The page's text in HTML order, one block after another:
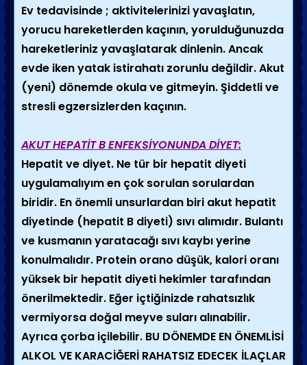
Ev tedavisinde ; aktivitelerinizi yavaşlatın,
yorucu hareketlerden kaçının, yorulduğunuzda
hareketleriniz yavaşlatarak dinlenin. Ancak
evde iken yatak istirahatı zorunlu değildir. Akut
(yeni) dönemde okula ve gitmeyin. Şiddetli ve
stresli egzersizlerden kaçının.
AKUT HEPATİT B ENFEKSİYONUNDA DİYET:
Hepatit ve diyet. Ne tür bir hepatit diyeti
uygulamalıyım en çok sorulan sorulardan
biridir. En önemli unsurlardan biri akut hepatit
diyetinde (hepatit B diyeti) sıvı alımıdır. Bulantı
ve kusmanın yaratacağı sıvı kaybı yerine
konulmalıdır. Protein orano düşük, kalori oranı
yüksek bir hepatit diyeti hekimler tarafından
önerilmektedir. Eğer içtiğinizde rahatsızlık
vermiyorsa doğal meyve suları alınabilir.
Ayrıca çorba içilebilir. BU DÖNEMDE EN ÖNEMLİSİ
ALKOL VE KARACİĞERİ RAHATSIZ EDECEK İLAÇLAR